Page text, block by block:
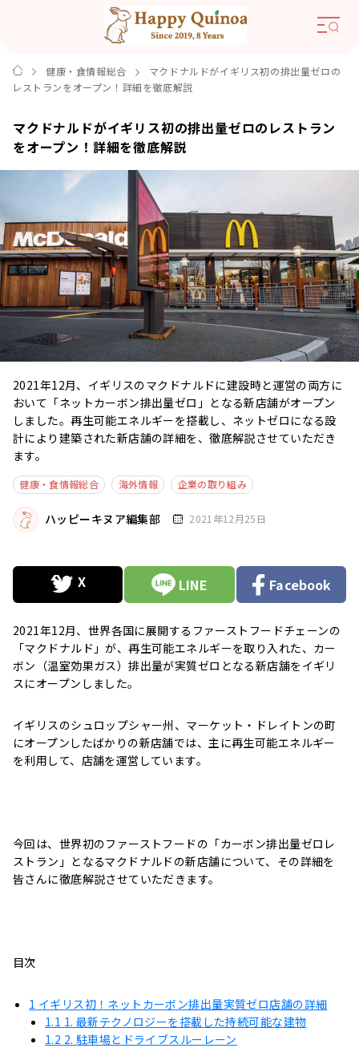
健康・食情報総合
マクドナルドがイギリス初の排出量ゼロの
レストランをオープン！詳細を徹底解説
マクドナルドがイギリス初の排出量ゼロのレストラン
をオープン！詳細を徹底解説
2021年12月、イギリスのマクドナルドに建設時と運営の両方に
おいて「ネットカーボン排出量ゼロ」となる新店舗がオープン
しました。再生可能エネルギーを搭載し、ネットゼロになる設
計により建築された新店舗の詳細を、徹底解説させていただき
ます。
健康・食情報総合 海外情報 企業の取り組み
ハッピーキヌア編集部 2021年12月25日
LINE Facebook
2021年12月、世界各国に展開するファーストフードチェーンの
「マクドナルド」が、再生可能エネルギーを取り入れた、カー
ボン（温室効果ガス）排出量が実質ゼロとなる新店舗をイギリ
スにオープンしました。
イギリスのシュロップシャー州、マーケット・ドレイトンの町
にオープンしたばかりの新店舗では、主に再生可能エネルギー
を利用して、店舗を運営しています。
今回は、世界初のファーストフードの「カーボン排出量ゼロレ
ストラン」となるマクドナルドの新店舗について、その詳細を
皆さんに徹底解説させていただきます。
目次
1 イギリス初！ネットカーボン排出量実質ゼロ店舗の詳細
1.1 1. 最新テクノロジーを搭載した持続可能な建物
1.2 2. 駐車場とドライブスルーレーン